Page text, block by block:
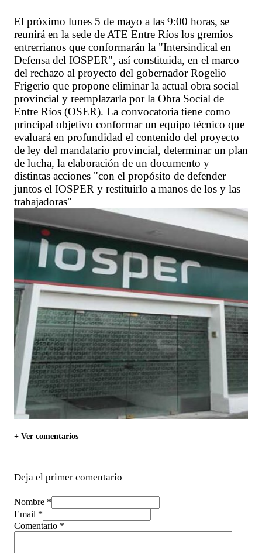
El próximo lunes 5 de mayo a las 9:00 horas, se
reunirá en la sede de ATE Entre Ríos los gremios
entrerrianos que conformarán la "Intersindical en
Defensa del IOSPER", así constituida, en el marco
del rechazo al proyecto del gobernador Rogelio
Frigerio que propone eliminar la actual obra social
provincial y reemplazarla por la Obra Social de
Entre Ríos (OSER). La convocatoria tiene como
principal objetivo conformar un equipo técnico que
evaluará en profundidad el contenido del proyecto
de ley del mandatario provincial, determinar un plan
de lucha, la elaboración de un documento y
distintas acciones "con el propósito de defender
juntos el IOSPER y restituirlo a manos de los y las
trabajadoras"
+ Ver comentarios
Deja el primer comentario
Nombre *
Email *
Comentario *